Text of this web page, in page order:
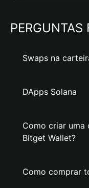
PERGUNTAS
Swaps na
DApps Solana
Como criar uma
Bitget Wallet?
Como comprar